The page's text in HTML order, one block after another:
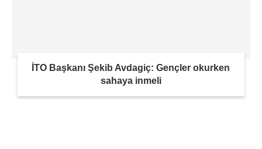
İTO Başkanı Şekib Avdagiç: Gençler okurken
sahaya inmeli